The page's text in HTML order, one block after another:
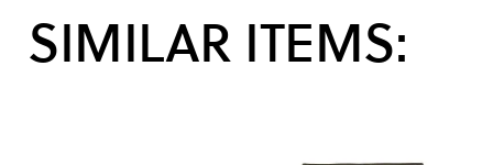
SIMILAR ITEMS: